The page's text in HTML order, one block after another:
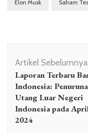
Elon Musk Saham
Artikel
Artikel Sebelumnya
Laporan Terbaru
Indonesia:
Utang Luar Negeri
Indonesia pada
2024